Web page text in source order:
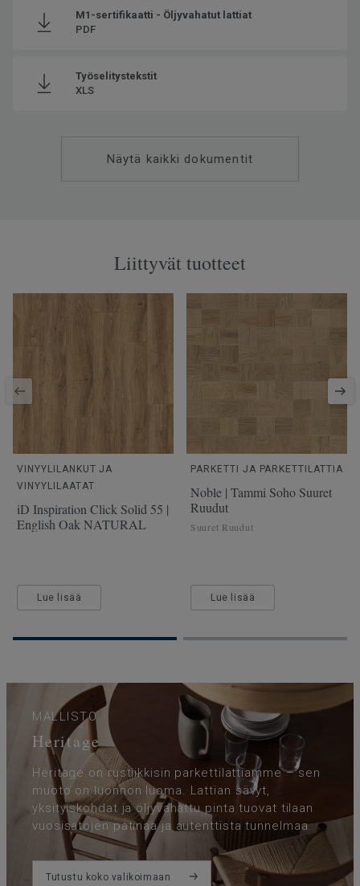
M1-sertifikaatti - Öljyvahatut lattiat
PDF
Työselitystekstit
XLS
Näytä kaikki dokumentit
Liittyvät tuotteet
VINYYLILANKUT JA
VINYYLILAATAT
iD Inspiration Click Solid 55 |
English Oak NATURAL
Lue lisää
PARKETTI JA PARKETTILATTIA
Noble | Tammi Soho Suuret
Ruudut
Suuret Ruudut
Lue lisää
MALLISTO
Heritage
Heritage on rustiikkisin parkettilattiamme – sen
muoto on luonnon luoma. Lattian sävyt,
yksityiskohdat ja öljyvahattu pinta tuovat tilaan
vuosisatojen patinaa ja autenttista tunnelmaa.
Tutustu koko valikoimaan